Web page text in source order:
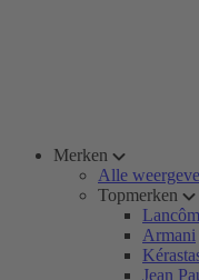
Merken
Alle
Topmerken
Armani
Jean